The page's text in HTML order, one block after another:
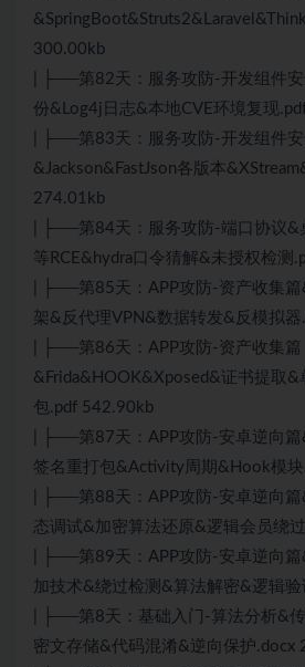
300.00kb
| ├──第82天：服务攻防-开发组件
份&Log4j日志&本地CVE环境复现
| ├──第83天：服务攻防-开发组件
&Jackson&FastJson各版本
274.01kb
| ├──第84天：服务攻防-端口协议&
等RCE&hydra口令猜解&未授权检测
| ├──第85天：APP攻防-资产收集
架&反代理VPN&数据转发&反模拟
| ├──第86天：APP攻防-资产收集篇
&Frida&HOOK&Xposed&证书提取&
包.pdf 542.90kb
| ├──第87天：APP攻防-安卓逆向
签名重打包&Activity周期&Hook模
| ├──第88天：APP攻防-安卓逆向
态调试&加密算法还原&逻辑会员绕
| ├──第89天：APP攻防-安卓逆向
加技术&绕过检测&算法解密&逻辑
| ├──第8天：基础入门-算法分析&
密文存储&代码混淆&逆向保护.docx